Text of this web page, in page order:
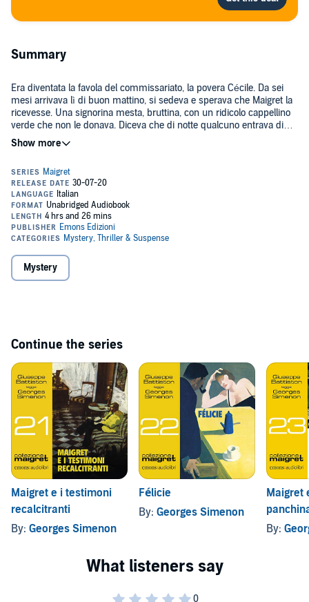
Summary
Era diventata la favola del commissariato, la povera Cécile. Da sei
mesi arrivava lì di buon mattino, si sedeva e sperava che Maigret la
ricevesse. Una signorina mesta, bruttina, con un ridicolo cappellino
verde che non le donava. Diceva che di notte qualcuno entrava di
soppiatto nell'appartamento in cui viveva con una vecchia zia
inferma, proprietaria di tutta la palazzina. Finché un giorno Cécile
terribile tragedia."
©1942 / 2000 / 2020 Titolo originale: "Cécile est morte." Georges
Milano. All rights reserved. / GEORGES SIMENON, all rights reserved
/ MAIGRET Georges Simenon Limited. All rights reserved.
Illustrazione di copertina di Ferenc Pintér / Eredi Pintér. Tradotto da
Germana Cantoni De Rossi (P)2020 Emons Italia S.r.l.
Mystery
Continue the series
Maigret e i testimoni
recalcitranti
By: Georges Simenon
Félicie
By: Georges Simenon
Maigret
By: